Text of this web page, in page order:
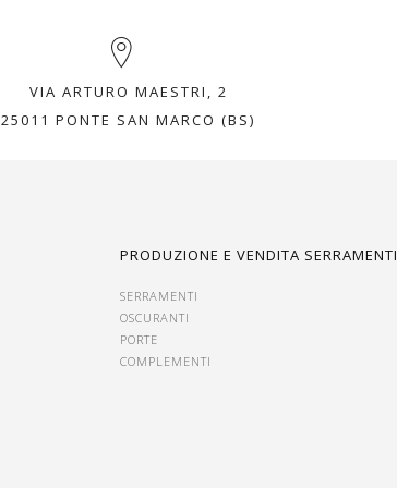
VIA ARTURO MAESTRI, 2
25011 PONTE SAN MARCO (BS)
PRODUZIONE E VENDITA SERRAMENTI
SERRAMENTI
OSCURANTI
PORTE
COMPLEMENTI